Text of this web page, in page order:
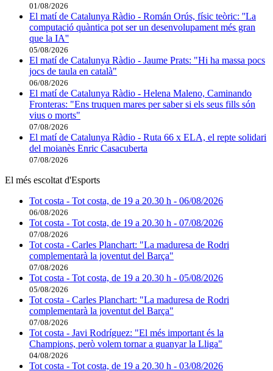
01/08/2026
El matí de Catalunya Ràdio - Román Orús, físic teòric: ''La
computació quàntica pot ser un desenvolupament més gran
que la IA''
05/08/2026
El matí de Catalunya Ràdio - Jaume Prats: "Hi ha massa pocs
jocs de taula en català"
06/08/2026
El matí de Catalunya Ràdio - Helena Maleno, Caminando
Fronteras: "Ens truquen mares per saber si els seus fills són
vius o morts"
07/08/2026
El matí de Catalunya Ràdio - Ruta 66 x ELA, el repte solidari
del moianès Enric Casacuberta
07/08/2026
El més escoltat d'Esports
Tot costa - Tot costa, de 19 a 20.30 h - 06/08/2026
06/08/2026
Tot costa - Tot costa, de 19 a 20.30 h - 07/08/2026
07/08/2026
Tot costa - Carles Planchart: "La maduresa de Rodri
complementarà la joventut del Barça"
07/08/2026
Tot costa - Tot costa, de 19 a 20.30 h - 05/08/2026
05/08/2026
Tot costa - Carles Planchart: "La maduresa de Rodri
complementarà la joventut del Barça"
07/08/2026
Tot costa - Javi Rodríguez: "El més important és la
Champions, però volem tornar a guanyar la Lliga"
04/08/2026
Tot costa - Tot costa, de 19 a 20.30 h - 03/08/2026